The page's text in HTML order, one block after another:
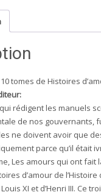
tomes de Histoires
rédigent les manuels
de nos gouvernants,
ne doivent avoir que
parce qu’il était
Les amours qui ont fait
d’amour de
XI et d’Henri III. Ce